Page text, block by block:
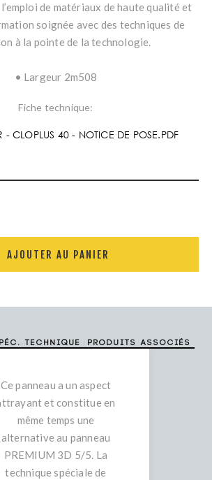
de matériaux de haute qualité et
soignée avec des techniques de
à la pointe de la technologie.
• Largeur 2m508
Fiche technique:
CLOPLUS 40 - NOTICE DE POSE.PDF
AJOUTER AU PANIER
technique Produits associés
Ce panneau a un aspect
et constitue en
même temps une
alternative au panneau
PREMIUM 3D 5/5. La
technique spéciale de